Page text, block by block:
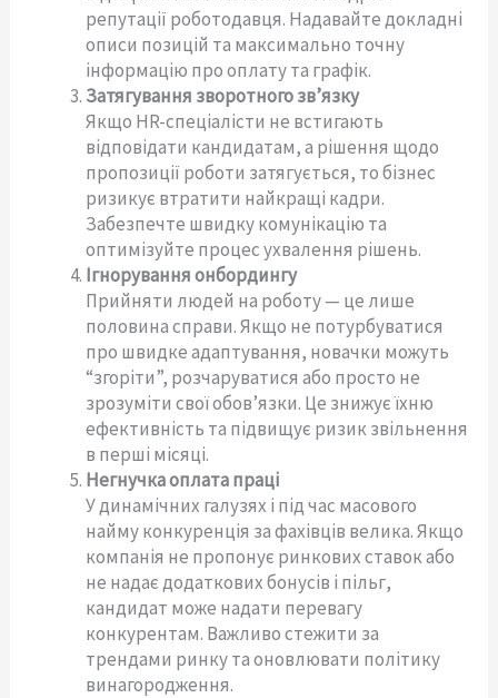
репутації роботодавця. Надавайте докладні
описи позицій та максимально точну
інформацію про оплату та графік.
Затягування зворотного зв’язку
Якщо HR-спеціалісти не встигають
відповідати кандидатам, а рішення щодо
пропозиції роботи затягується, то бізнес
ризикує втратити найкращі кадри.
Забезпечте швидку комунікацію та
оптимізуйте процес ухвалення рішень.
Ігнорування онбордингу
Прийняти людей на роботу — це лише
половина справи. Якщо не потурбуватися
про швидке адаптування, новачки можуть
“згоріти”, розчаруватися або просто не
зрозуміти свої обов’язки. Це знижує їхню
ефективність та підвищує ризик звільнення
в перші місяці.
Негнучка оплата праці
У динамічних галузях і під час масового
найму конкуренція за фахівців велика. Якщо
компанія не пропонує ринкових ставок або
не надає додаткових бонусів і пільг,
кандидат може надати перевагу
конкурентам. Важливо стежити за
трендами ринку та оновлювати політику
винагородження.